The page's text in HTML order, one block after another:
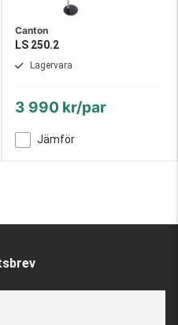
Canton
LS 250.2
Lagervara
3 990 kr/par
Jämför